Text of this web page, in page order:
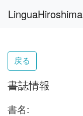
LinguaHiroshima
戻る
書誌情報
書名: